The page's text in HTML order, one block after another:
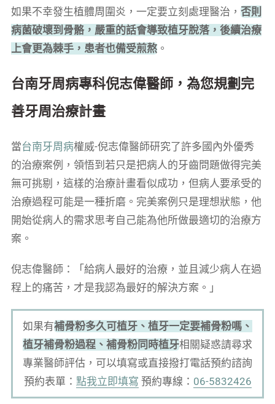
如果不幸發生植體周圍炎，一定要立刻處理醫治， 否則
病菌破壞到骨骼，嚴重的話會導致植牙脫落，後續治療
上會更為棘手，患者也備受煎熬。
台南牙周病專科倪志偉醫師，為您規劃完
善牙周治療計畫
當台南牙周病權威-倪志偉醫師研究了許多國內外優秀
的治療案例，領悟到若只是把病人的牙齒問題做得完美
無可挑剔，這樣的治療計畫看似成功，但病人要承受的
治療過程可能是一種折磨。完美案例只是理想狀態，他
開始從病人的需求思考自己能為他所做最適切的治療方
案。
倪志偉醫師：「給病人最好的治療，並且減少病人在過
程上的痛苦，才是我認為最好的解決方案。」
如果有補骨粉多久可植牙、植牙一定要補骨粉嗎、
植牙補骨粉過程、補骨粉同時植牙相關疑惑請尋求
專業醫師評估，可以填寫或直接撥打電話預約諮詢
預約表單： 點我立即填寫 預約專線： 06-5832426